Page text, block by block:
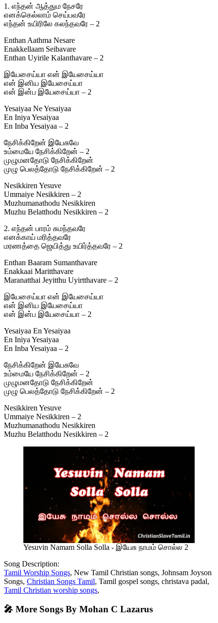
1. எந்தன் ஆத்தும நேசரே
எனக்கெல்லாம் செய்பவரே
எந்தன் உயிரிலே கலந்தவரே – 2
Enthan Aathma Nesare
Enakkellaam Seibavare
Enthan Uyirile Kalanthavare – 2
இயேசைய்யா என் இயேசைய்யா
என் இனிய இயேசைய்யா
என் இன்ப இயேசைய்யா – 2
Yesaiyaa Ne Yesaiyaa
En Iniya Yesaiyaa
En Inba Yesaiyaa – 2
நேசிக்கிறேன் இயேசுவே
உம்மையே நேசிக்கிறேன் – 2
முழுமனதோடு நேசிக்கிறேன்
முழு பெலத்தோடு நேசிக்கிறேன் – 2
Nesikkiren Yesuve
Ummaiye Nesikkiren – 2
Muzhumanathodu Nesikkiren
Muzhu Belatthodu Nesikkiren – 2
2. எந்தன் பாரம் சுமந்தவரே
எனக்காய் மரித்தவரே
மரணத்தை ஜெயித்து உயிர்த்தவரே – 2
Enthan Baaram Sumanthavare
Enakkaai Maritthavare
Maranatthai Jeyitthu Uyirtthavare – 2
இயேசைய்யா என் இயேசைய்யா
என் இனிய இயேசைய்யா
என் இன்ப இயேசைய்யா – 2
Yesaiyaa En Yesaiyaa
En Iniya Yesaiyaa
En Inba Yesaiyaa – 2
நேசிக்கிறேன் இயேசுவே
உம்மையே நேசிக்கிறேன் – 2
முழுமனதோடு நேசிக்கிறேன்
முழு பெலத்தோடு நேசிக்கிறேன் – 2
Nesikkiren Yesuve
Ummaiye Nesikkiren – 2
Muzhumanathodu Nesikkiren
Muzhu Belatthodu Nesikkiren – 2
Yesuvin Namam Solla Solla - இயேசு நாமம் சொல்ல 2
Song Description:
Tamil Worship Songs, New Tamil Christian songs, Johnsam Joyson
Songs, Christian Songs Tamil, Tamil gospel songs, christava padal,
Tamil Christian worship songs,
🎤 More Songs By Mohan C Lazarus